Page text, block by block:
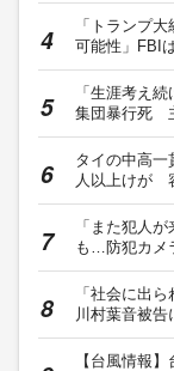
「トランプ
可能性」FBI
「生涯考え
集団暴行死
タイの中高
人以上けが
「また犯人
も…防犯カメ
「社会に出
川村葉音被
【台風情報